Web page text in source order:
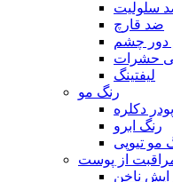
سلولیت
ضد قارچ
دور چشم
حشرات
لیفتینگ
رنگ مو
دکلره
رنگ ابرو
مو تیوپی
از پوست
ناخن